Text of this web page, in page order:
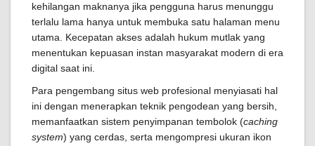
kehilangan maknanya jika pengguna harus menunggu
terlalu lama hanya untuk membuka satu halaman menu
utama. Kecepatan akses adalah hukum mutlak yang
menentukan kepuasan instan masyarakat modern di era
digital saat ini.
Para pengembang situs web profesional menyiasati hal
ini dengan menerapkan teknik pengodean yang bersih,
memanfaatkan sistem penyimpanan tembolok (caching
system) yang cerdas, serta mengompresi ukuran ikon